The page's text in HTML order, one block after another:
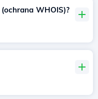
WHOIS)?